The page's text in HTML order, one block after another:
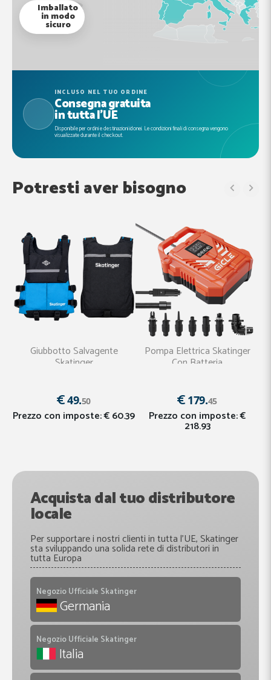
Imballato
in modo
sicuro
INCLUSO NEL TUO ORDINE
Consegna gratuita
in tutta l'UE
Disponibile per ordini e destinazioni idonei. Le condizioni finali di consegna vengono
visualizzate durante il checkout.
Potresti aver bisogno  
Pompa Elettrica Skatinger
Con Batteria
€179.45
Prezzo con imposte:€
218.93
Skatinger Pagaia SUP in
Fibra di Vetro
€84.95
Prezzo con imposte:€
103.64
Acquista dal tuo distributore
locale
Per supportare i nostri clienti in tutta l'UE, Skatinger
sta sviluppando una solida rete di distributori in
tutta Europa
Negozio Ufficiale Skatinger
Germania
Negozio Ufficiale Skatinger
Italia